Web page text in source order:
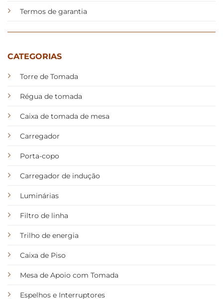
Termos de garantia
CATEGORIAS
Torre de Tomada
Régua de tomada
Caixa de tomada de mesa
Carregador
Porta-copo
Carregador de indução
Luminárias
Filtro de linha
Trilho de energia
Caixa de Piso
Mesa de Apoio com Tomada
Espelhos e Interruptores